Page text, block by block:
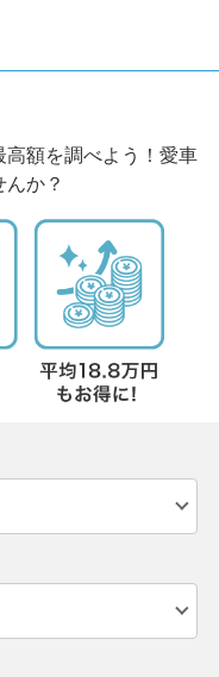
額を調べよう！愛車
か？